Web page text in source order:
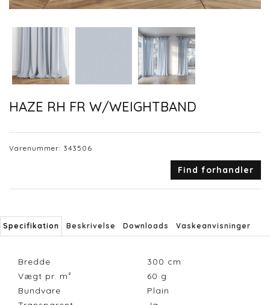
HAZE RH FR W/WEIGHTBAND
Varenummer: 343506
Find forhandler
Specifikation Beskrivelse Downloads Vaskeanvisninger
Bredde 300 cm
Vægt pr. m²
60 g
Bundvare
Plain